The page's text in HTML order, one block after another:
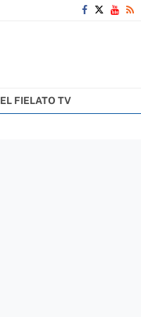
EL FIELATO TV